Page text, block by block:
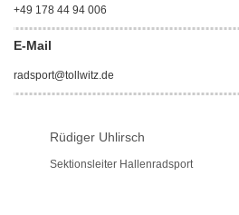
+49 178 44 94 006
E-Mail
radsport@tollwitz.de
Rüdiger Uhlirsch
Sektionsleiter Hallenradsport